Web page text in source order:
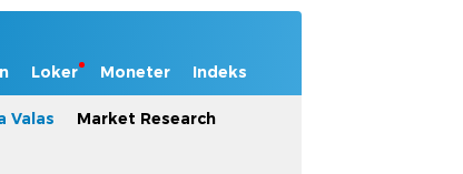
Loker Moneter Indeks
Valas Market Research